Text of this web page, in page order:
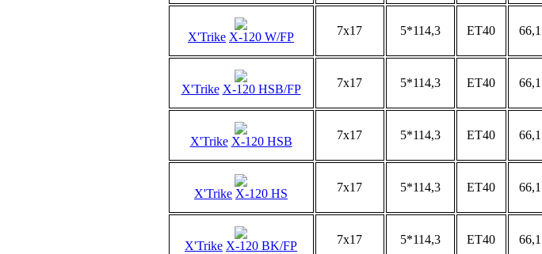
X'Trike X-120 W/FP 7x17 5*114,3 ET40 66,1
X'Trike X-120 HSB/FP 7x17 5*114,3 ET40 66,1
X'Trike X-120 HSB 7x17 5*114,3 ET40 66,1
X'Trike X-120 HS 7x17 5*114,3 ET40 66,1
X'Trike X-120 BK/FP 7x17 5*114,3 ET40 66,1